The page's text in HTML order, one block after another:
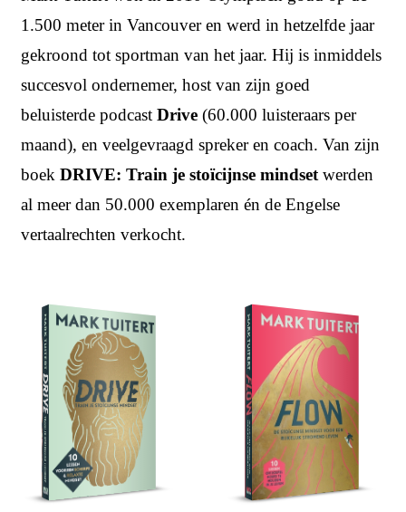
1.500 meter in Vancouver en werd in hetzelfde jaar
gekroond tot sportman van het jaar. Hij is inmiddels
succesvol ondernemer, host van zijn goed
beluisterde podcast Drive (60.000 luisteraars per
maand), en veelgevraagd spreker en coach. Van zijn
boek DRIVE: Train je stoïcijnse mindset werden
al meer dan 50.000 exemplaren én de Engelse
vertaalrechten verkocht.